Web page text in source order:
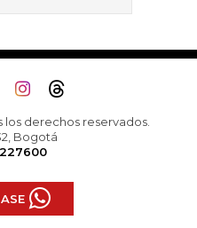
los derechos reservados.
Bogotá